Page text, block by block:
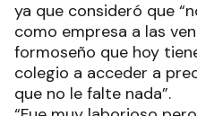
ya que consideró que
como empresa a las
formoseño que hoy
colegio a acceder a
que no le falte nada”.